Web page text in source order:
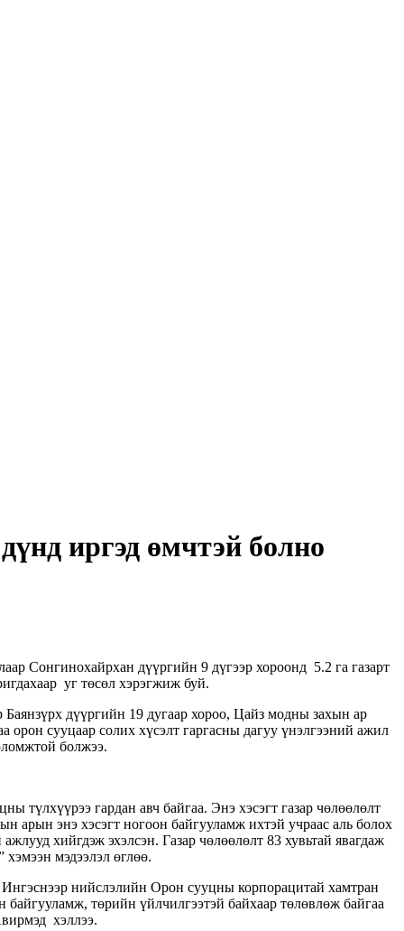
иргэд өмчтэй болно
Сонгинохайрхан дүүргийн 9 дүгээр хороонд 5.2 га газарт
уг төсөл хэрэгжиж буй.
Баянзүрх дүүргийн 19 дугаар хороо, Цайз модны захын ар
сууцаар солих хүсэлт гаргасны дагуу үнэлгээний ажил
болжээ.
түлхүүрээ гардан авч байгаа. Энэ хэсэгт газар чөлөөлөлт
арын энэ хэсэгт ногоон байгууламж ихтэй учраас аль болох
хийгдэж эхэлсэн. Газар чөлөөлөлт 83 хувьтай явагдаж
мэдээлэл өглөө.
Ингэснээр нийслэлийн Орон сууцны корпорацитай хамтран
төрийн үйлчилгээтэй байхаар төлөвлөж байгаа
хэллээ.